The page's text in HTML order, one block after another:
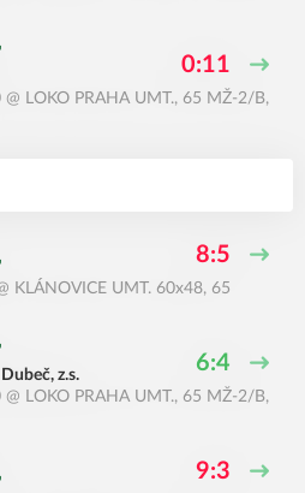
0:11
@ LOKO PRAHA UMT., 65 MŽ-2/B,
8:5
KLÁNOVICE UMT. 60x48, 65
z.s.
6:4
@ LOKO PRAHA UMT., 65 MŽ-2/B,
9:3